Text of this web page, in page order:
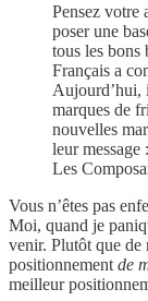
Pensez votre
poser une
tous les bons
Français a
Aujourd’hui,
marques de
nouvelles
leur message
Les
Vous n’êtes pas
Moi, quand je
venir. Plutôt que de
positionnement de
meilleur